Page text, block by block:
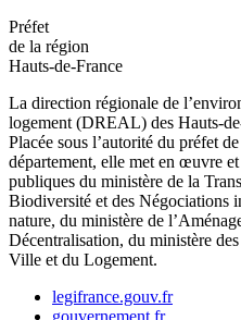
Préfet
de la région
Hauts-de-France
La direction régionale de
logement (DREAL) des Hauts-
Placée sous l’autorité du préfet
département, elle met en œuvre
publiques du ministère de la
Biodiversité et des Négociations
nature, du ministère de
Décentralisation, du ministère
Ville et du Logement.
legifrance.gouv.fr
gouvernement.fr